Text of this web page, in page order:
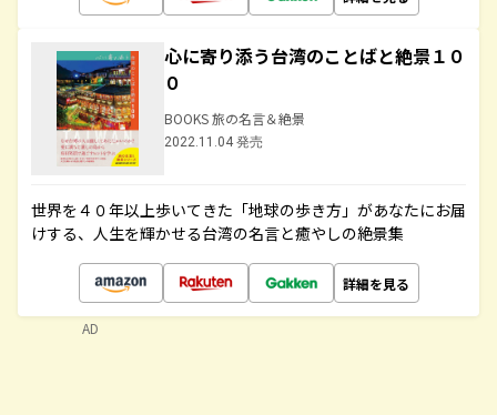
心に寄り添う台湾のことばと絶景１０
０
BOOKS 旅の名言＆絶景
2022.11.04 発売
世界を４０年以上歩いてきた「地球の歩き方」があなたにお届
けする、人生を輝かせる台湾の名言と癒やしの絶景集
詳細を見る
AD